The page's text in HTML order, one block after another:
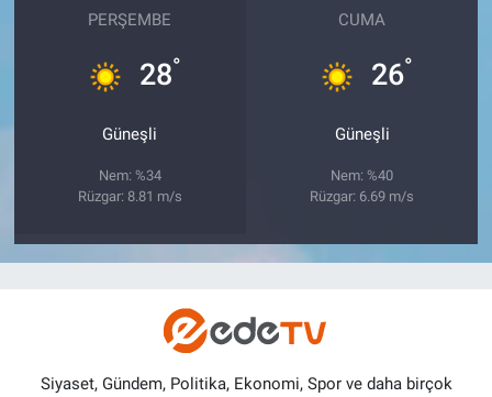
PERŞEMBE
28°
Güneşli
Nem: %34
Rüzgar: 8.81 m/s
CUMA
26°
Güneşli
Nem: %40
Rüzgar: 6.69 m/s
Siyaset, Gündem, Politika, Ekonomi, Spor ve daha birçok